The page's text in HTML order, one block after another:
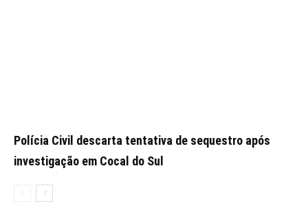
Polícia Civil descarta tentativa de sequestro após
investigação em Cocal do Sul